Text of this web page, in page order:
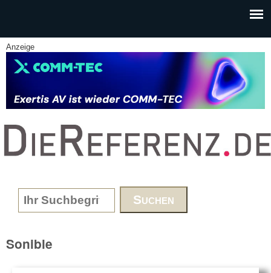
Anzeige
www.DieReferenz.de
Search form
Sonible